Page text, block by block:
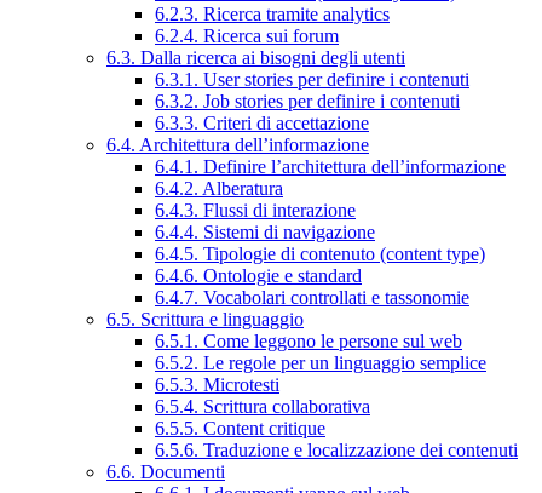
6.2.3. Ricerca tramite analytics
6.2.4. Ricerca sui forum
6.3. Dalla ricerca ai bisogni degli utenti
6.3.1. User stories per definire i contenuti
6.3.2. Job stories per definire i contenuti
6.3.3. Criteri di accettazione
6.4. Architettura dell’informazione
6.4.1. Definire l’architettura dell’informazione
6.4.2. Alberatura
6.4.3. Flussi di interazione
6.4.4. Sistemi di navigazione
6.4.5. Tipologie di contenuto (content type)
6.4.6. Ontologie e standard
6.4.7. Vocabolari controllati e tassonomie
6.5. Scrittura e linguaggio
6.5.1. Come leggono le persone sul web
6.5.2. Le regole per un linguaggio semplice
6.5.3. Microtesti
6.5.4. Scrittura collaborativa
6.5.5. Content critique
6.5.6. Traduzione e localizzazione dei contenuti
6.6. Documenti